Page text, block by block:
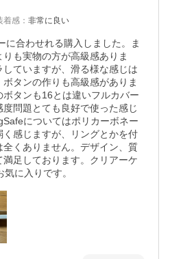
着感 ： 非常に良い
に合わせれる購入しました。ま
も実物の方が高級感ありま
ていますが、滑る様な感じは
タンの作りも高級感がありま
タンも16とは違いフルカバー
問題とても良好で使った感じ
についてはポリカーボネー
く感じますが、リングとかを付
くありません。デザイン、質
足しております。クリアーケ
に入りです。